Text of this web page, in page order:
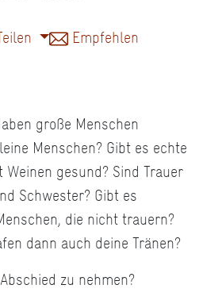
Empfehlen
große Menschen
Menschen? Gibt es echte
gesund? Sind Trauer
Schwester? Gibt es
die nicht trauern?
dann auch deine Tränen?
zu nehmen?